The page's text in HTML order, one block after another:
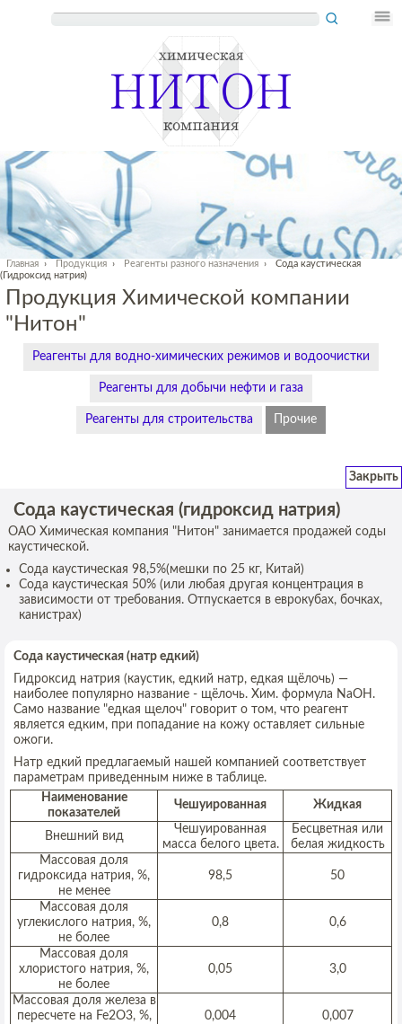
Главная › Продукция › Реагенты разного назначения ›
Сода каустическая
(Гидроксид натрия)
Продукция Химической компании
"Нитон"
Реагенты для водно-химических режимов и водоочистки
Реагенты для добычи нефти и газа
Реагенты для строительства Прочие
Закрыть
Сода каустическая (гидроксид натрия)
ОАО Химическая компания "Нитон" занимается продажей соды
каустической.
Сода каустическая 98,5%(мешки по 25 кг, Китай)
Сода каустическая 50% (или любая другая концентрация в
зависимости от требования. Отпускается в еврокубах, бочках,
канистрах)
Сода каустическая (натр едкий)
Гидроксид натрия (каустик, едкий натр, едкая щёлочь) —
наиболее популярно название - щёлочь. Хим. формула NaOH.
Само название "едкая щелоч" говорит о том, что реагент
является едким, при попадание на кожу оставляет сильные
ожоги.
Натр едкий предлагаемый нашей компанией соответствует
параметрам приведенным ниже в таблице.
Наименование
показателей
Чешуированная Жидкая
Внешний вид
Чешуированная
масса белого цвета.
Бесцветная или
белая жидкость
Массовая доля
гидроксида натрия, %,
не менее
98,5 50
Массовая доля
углекислого натрия, %,
не более
0,8 0,6
Массовая доля
хлористого натрия, %,
не более
0,05 3,0
Массовая доля железа в
пересчете на Fe2O3, %,
0,004 0,007